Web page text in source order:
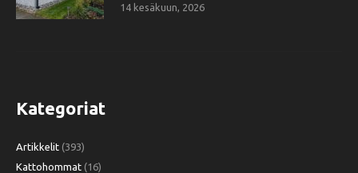
14 kesäkuun, 2026
Kategoriat
Artikkelit (393)
Kattohommat (16)